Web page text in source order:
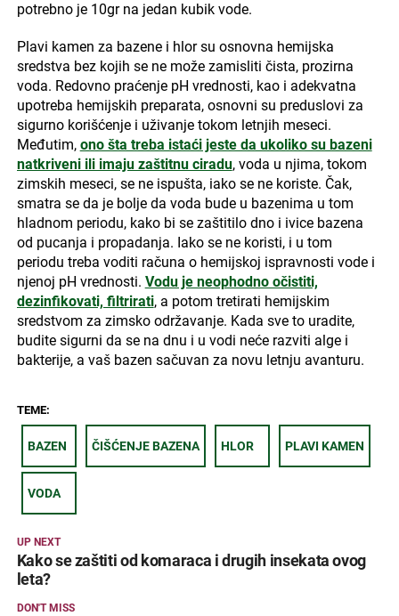
potrebno je 10gr na jedan kubik vode.
Plavi kamen za bazene i hlor su osnovna hemijska
sredstva bez kojih se ne može zamisliti čista, prozirna
voda. Redovno praćenje pH vrednosti, kao i adekvatna
upotreba hemijskih preparata, osnovni su preduslovi za
sigurno korišćenje i uživanje tokom letnjih meseci.
Međutim, ono šta treba istaći jeste da ukoliko su bazeni
natkriveni ili imaju zaštitnu ciradu, voda u njima, tokom
zimskih meseci, se ne ispušta, iako se ne koriste. Čak,
smatra se da je bolje da voda bude u bazenima u tom
hladnom periodu, kako bi se zaštitilo dno i ivice bazena
od pucanja i propadanja. Iako se ne koristi, i u tom
periodu treba voditi računa o hemijskoj ispravnosti vode i
njenoj pH vrednosti. Vodu je neophodno očistiti,
dezinfikovati, filtrirati, a potom tretirati hemijskim
sredstvom za zimsko održavanje. Kada sve to uradite,
budite sigurni da se na dnu i u vodi neće razviti alge i
bakterije, a vaš bazen sačuvan za novu letnju avanturu.
TEME:
BAZEN ČIŠĆENJE BAZENA HLOR PLAVI KAMEN
VODA
UP NEXT
Kako se zaštiti od komaraca i drugih insekata ovog
leta?
DON'T MISS